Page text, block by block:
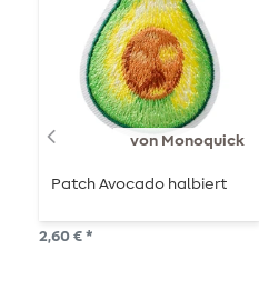
von Monoquick
Patch Avocado halbiert
2,60 € *